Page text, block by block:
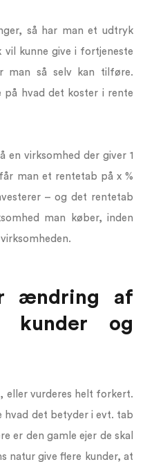
så har man et udtryk
kunne give i fortjeneste
man så selv kan tilføre.
på hvad det koster i rente
en virksomhed der giver 1
man et rentetab på x %
– og det rentetab
man køber, inden
ændring af
kunder og
eller vurderes helt forkert.
hvad det betyder i evt. tab
er den gamle ejer de skal
natur give flere kunder, at